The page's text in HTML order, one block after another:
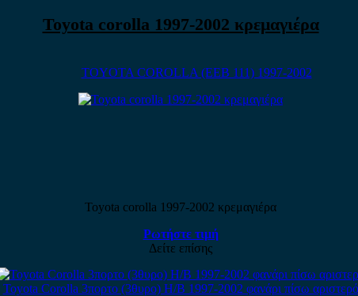
Toyota corolla 1997-2002 κρεμαγιέρα
TOYOTA COROLLA (EEB 111) 1997-2002
Toyota corolla 1997-2002 κρεμαγιέρα
Ρωτήστε τιμή
Δείτε επίσης
Toyota Corolla 3πορτο (3θυρο) H/B 1997-2002 φανάρι πίσω αριστερό